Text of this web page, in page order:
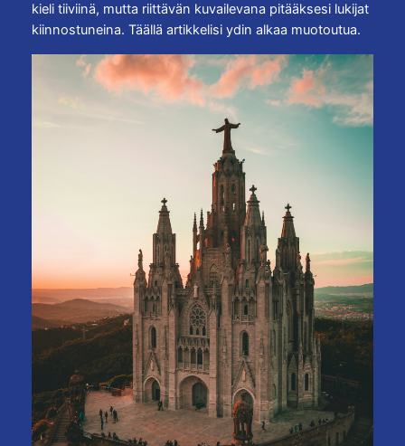
kieli tiiviinä, mutta riittävän kuvailevana pitääksesi lukijat
kiinnostuneina. Täällä artikkelisi ydin alkaa muotoutua.